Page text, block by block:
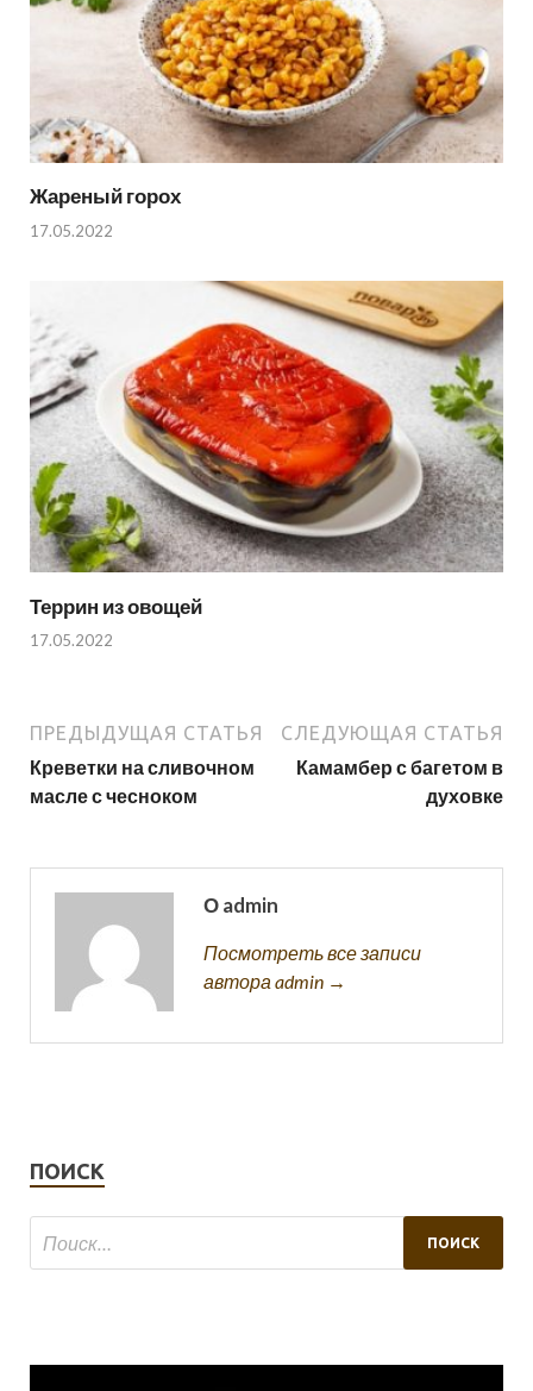
Жареный горох
17.05.2022
Террин из овощей
17.05.2022
ПРЕДЫДУЩАЯ СТАТЬЯ
Креветки на сливочном
масле с чесноком
СЛЕДУЮЩАЯ СТАТЬЯ
Камамбер с багетом в
духовке
О admin
Посмотреть все записи
автора admin →
ПОИСК